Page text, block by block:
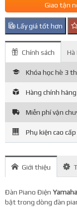
Giao tận
Lấy giá tốt hơn
Chính sách Hà
Khóa học hè 3
Hàng chính
Miễn phí vận
Phụ kiện cao
Giới thiệu
Đàn Piano Điện
bật trong dòng đàn